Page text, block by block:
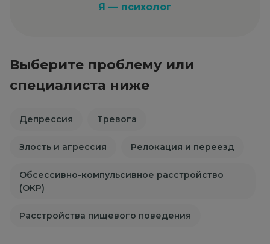
Я — психолог
Выберите проблему или
специалиста ниже
Депрессия Тревога
Злость и агрессия Релокация и переезд
Обсессивно-компульсивное расстройство
(ОКР)
Расстройства пищевого поведения